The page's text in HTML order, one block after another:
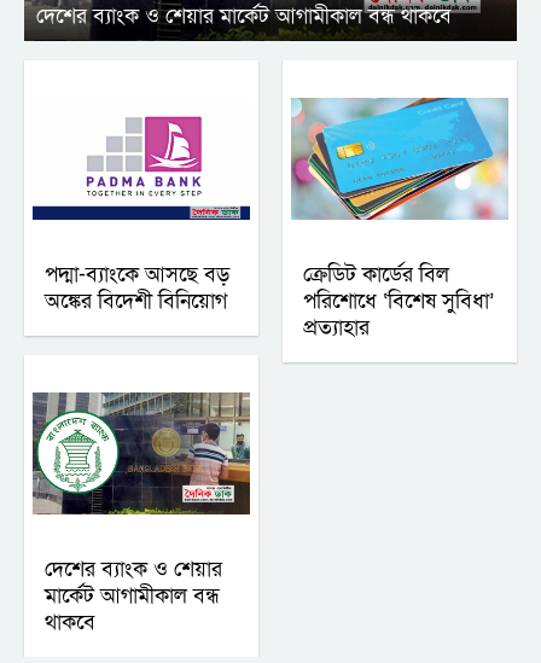
দেশের ব্যাংক ও শেয়ার মার্কেট আগামীকাল বন্ধ থাকবে
পদ্মা-ব্যাংকে আসছে বড়
অঙ্কের বিদেশী বিনিয়োগ
দেশের ব্যাংক ও শেয়ার
মার্কেট আগামীকাল বন্ধ
থাকবে
ক্রেডিট কার্ডের বিল
পরিশোধে ‘বিশেষ সুবিধা’
প্রত্যাহার